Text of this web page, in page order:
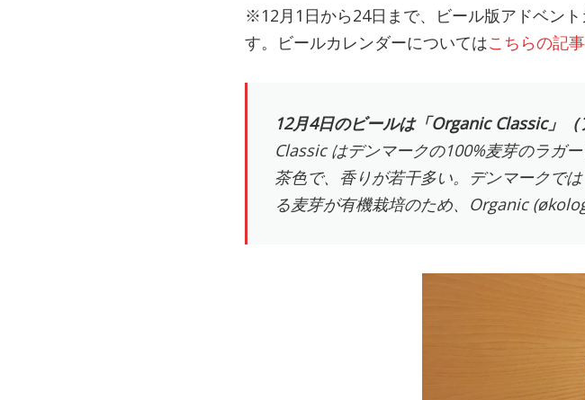
※12月1日から24日まで、ビール版アドベン
す。ビールカレンダーについてはこちらの記事
12月4日のビールは「Organic Classic」（
Classic はデンマークの100%麦芽のラガ
茶色で、香りが若干多い。デンマークで
る麦芽が有機栽培のため、Organic